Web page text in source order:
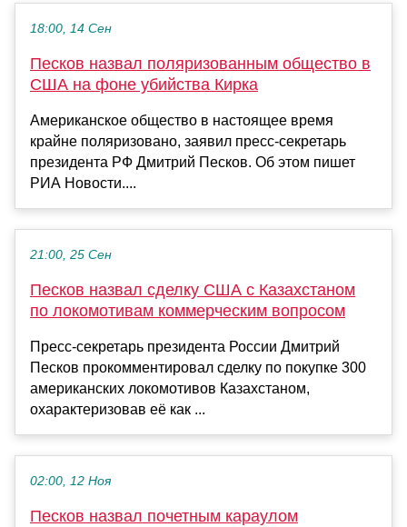
18:00, 14 Сен
Песков назвал поляризованным общество в
США на фоне убийства Кирка
Американское общество в настоящее время
крайне поляризовано, заявил пресс-секретарь
президента РФ Дмитрий Песков. Об этом пишет
РИА Новости....
21:00, 25 Сен
Песков назвал сделку США с Казахстаном
по локомотивам коммерческим вопросом
Пресс-секретарь президента России Дмитрий
Песков прокомментировал сделку по покупке 300
американских локомотивов Казахстаном,
охарактеризовав её как ...
02:00, 12 Ноя
Песков назвал почетным караулом